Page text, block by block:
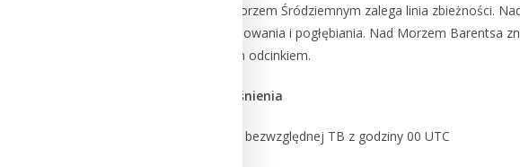
Azji Mniejszej oraz nad Morzem Śródziemnym zalega linia zbieżności.
który jest w stadium okludowania i pogłębiania. Nad Morzem Barentsa
zokludowanym i chłodnym odcinkiem.
Analiza górnego pola ciśnienia
Mapy topografii barycznej bezwzględnej TB z godziny 00 UTC